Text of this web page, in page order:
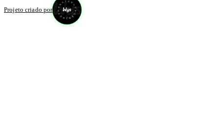
Projeto criado por